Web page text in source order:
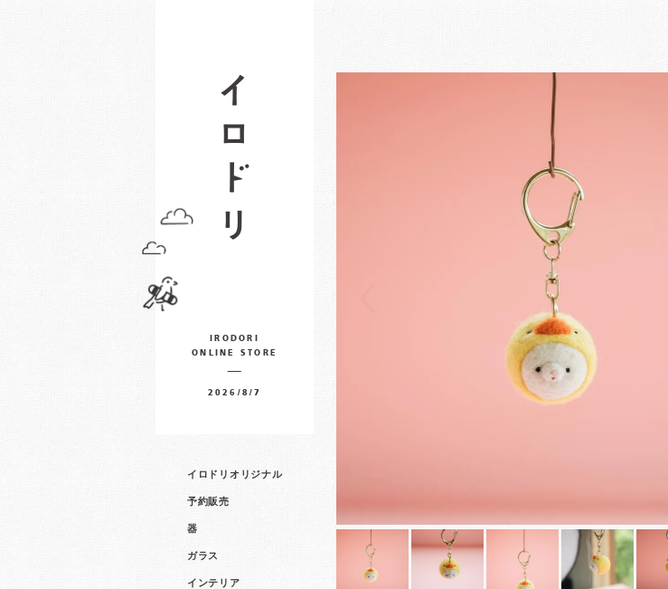
IRODORI
ONLINE STORE
2026/8/7
イロドリオリジナル
予約販売
器
ガラス
インテリア